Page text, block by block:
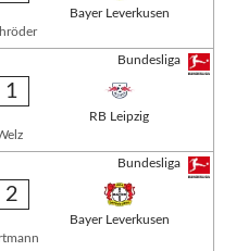
Bayer Leverkusen
Bundesliga
1
RB Leipzig
Bundesliga
2
Bayer Leverkusen